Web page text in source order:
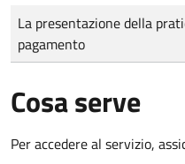
Tipo di pagamento
Importo
La presentazione della
pagamento
Cosa serve
Per accedere al servizio,